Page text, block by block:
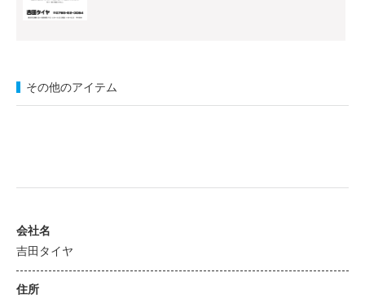
その他のアイテム
会社名
吉田タイヤ
住所